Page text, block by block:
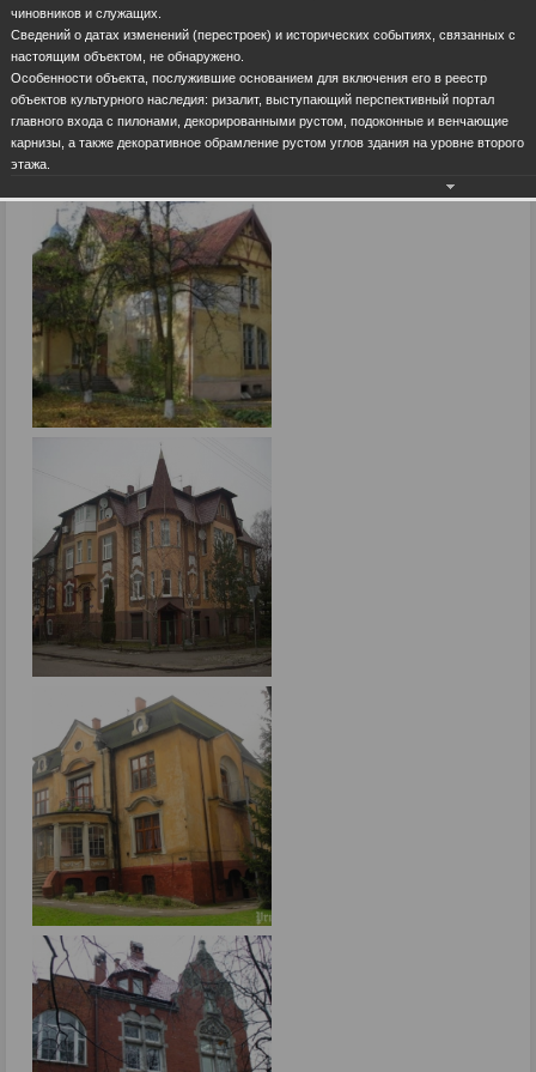
чиновников и служащих.
Сведений о датах изменений (перестроек) и исторических событиях, связанных с
настоящим объектом, не обнаружено.
Особенности объекта, послужившие основанием для включения его в реестр
объектов культурного наследия: ризалит, выступающий перспективный портал
главного входа с пилонами, декорированными рустом, подоконные и венчающие
карнизы, а также декоративное обрамление рустом углов здания на уровне второго
этажа.